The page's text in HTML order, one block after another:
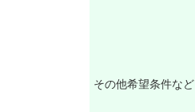
その他希望条件など